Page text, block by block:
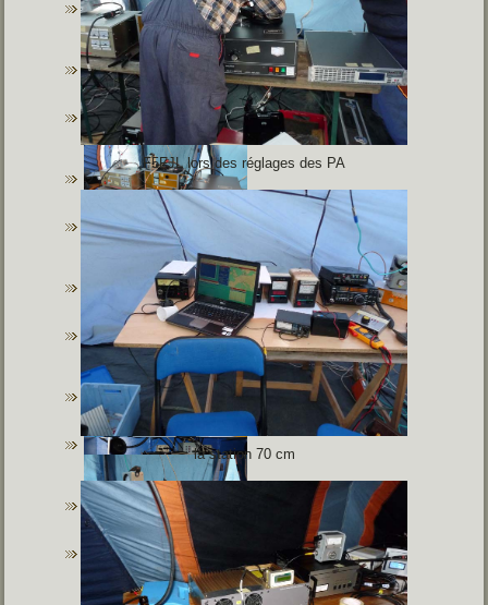
F5FJL lors des réglages des PA
la station 70 cm